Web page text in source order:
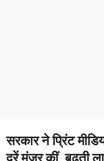
Business
सरकार ने प्रिंट
दरें मंजूर कीं, बढ़ती